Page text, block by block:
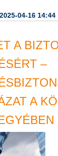
2025-04-16 14:44
A
–
A